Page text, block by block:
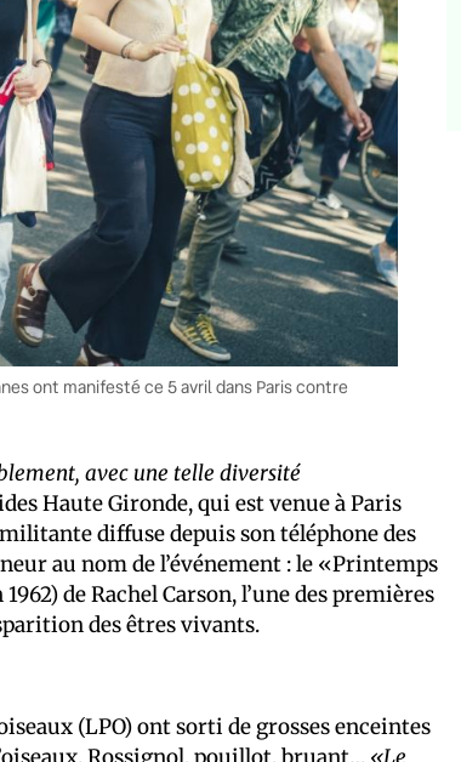
ont manifesté ce 5 avril dans Paris contre
avec une telle diversité
Haute Gironde, qui est venue à Paris
diffuse depuis son téléphone des
au nom de l’événement : le «Printemps
de Rachel Carson, l’une des premières
des êtres vivants.
(LPO) ont sorti de grosses enceintes